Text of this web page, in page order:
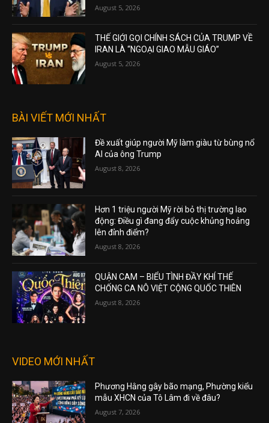
August 5, 2026
THẾ GIỚI GỌI CHÍNH SÁCH CỦA TRUMP VỀ
IRAN LÀ “NGOẠI GIAO MẪU GIÁO”
August 5, 2026
BÀI VIẾT MỚI NHẤT
Đề xuất giúp người Mỹ làm giàu từ bùng nổ
AI của ông Trump
August 8, 2026
Hơn 1 triệu người Mỹ rời bỏ thị trường lao
động: Điều gì đang đẩy cuộc khủng hoảng
lên đỉnh điểm?
August 8, 2026
QUẬN CAM – BIỂU TÌNH ĐẦY KHÍ THẾ
CHỐNG CA NÔ VIỆT CỘNG QUỐC THIÊN
August 8, 2026
VIDEO MỚI NHẤT
Phương Hằng gây bão mạng, Phường kiểu
mẫu XHCN của Tô Lâm đi về đâu?
August 7, 2026